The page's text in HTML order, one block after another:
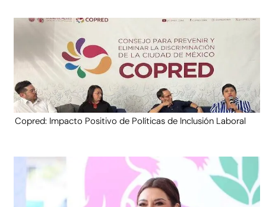
Copred: Impacto Positivo de Políticas de Inclusión Laboral